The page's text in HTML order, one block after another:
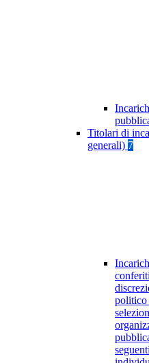
Titolari di
generali) 7
politico